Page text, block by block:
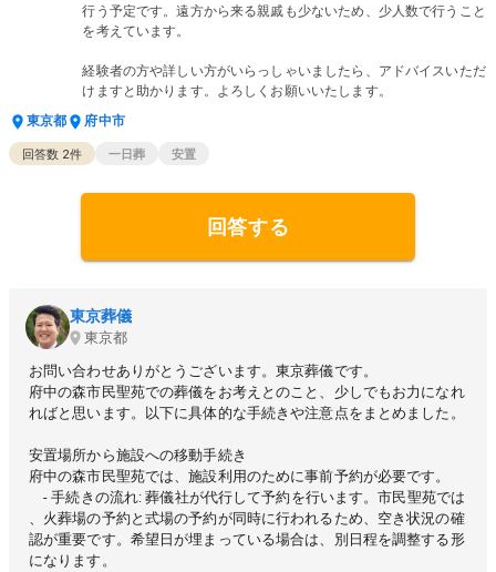
行う予定です。遠方から来る親戚も少ないため、少人数で行うこと
を考えています。
経験者の方や詳しい方がいらっしゃいましたら、アドバイスいただ
けますと助かります。よろしくお願いいたします。
東京都
府中市
回答数 2件 一日葬 安置
回答する
東京葬儀
東京都
お問い合わせありがとうございます。東京葬儀です。
府中の森市民聖苑での葬儀をお考えとのこと、少しでもお力になれ
ればと思います。以下に具体的な手続きや注意点をまとめました。
安置場所から施設への移動手続き
府中の森市民聖苑では、施設利用のために事前予約が必要です。
- 手続きの流れ: 葬儀社が代行して予約を行います。市民聖苑では
、火葬場の予約と式場の予約が同時に行われるため、空き状況の確
認が重要です。希望日が埋まっている場合は、別日程を調整する形
になります。